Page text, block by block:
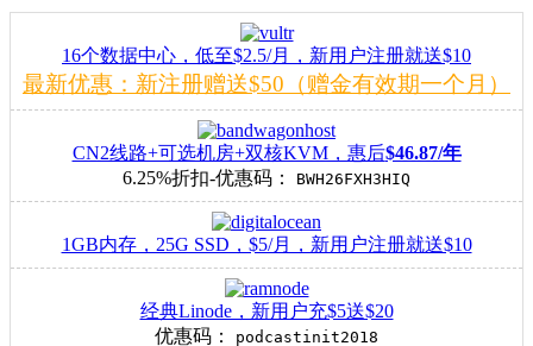
16个数据中心，低至$2.5/月，新用户注册就送$10
最新优惠：新注册赠送$50（赠金有效期一个月）
CN2线路+可选机房+双核KVM，惠后$46.87/年
6.25%折扣-优惠码：
BWH26FXH3HIQ
1GB内存，25G SSD，$5/月，新用户注册就送$10
经典Linode，新用户充$5送$20
优惠码：
podcastinit2018